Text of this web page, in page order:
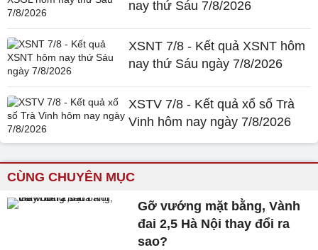
nay thứ Sáu 7/8/2026
XSNT 7/8 - Kết quả XSNT hôm
nay thứ Sáu ngày 7/8/2026
XSTV 7/8 - Kết quả xổ số Trà
Vinh hôm nay ngày 7/8/2026
CÙNG CHUYÊN MỤC
Gỡ vướng mặt bằng, Vành
đai 2,5 Hà Nội thay đổi ra
sao?